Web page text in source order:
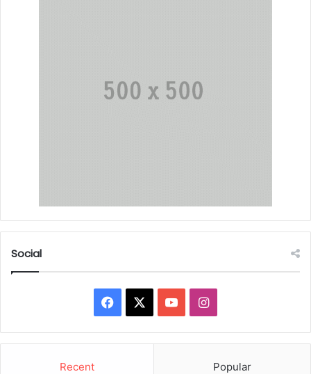
Social
Facebook YouTubeInstagram
Recent Popular